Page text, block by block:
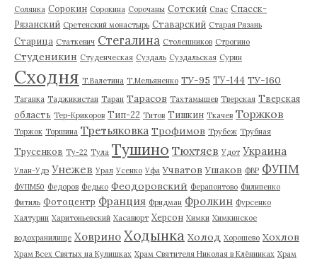
Солянка Сорокин Сорокина Сорочаны Сотский Спас Спасск-
Рязанский Сретенский монастырь Ставарский Старая Рязань
Старица Статкевич Стегалина Столешников Строгино
Студеникин Студенческая Суздаль Суздальская Сурин
Сходня Т.Валетина Т.Мельяненко ТУ-95 ТУ-144 ТУ-160
Таганка Таджикистан Таран Тарасов Тахтамышев Тверская Тверская
область Тер-Крикоров Тип-22 Титов Тишкин Ткачев Торжков
Торжок Торшина Третьяковка Трофимов Трубеж Трубная
Трусенков Ту-22 Тула Тушино Тюхтяев Удот Украина
Улан-Удэ Унежев Урал Усенко Уфа Учватов Ушаков ФВР ФУПМ
ФУПМ50 Федоров Федько Феодоровский Ферапонтово Филипенко
Фитиль Фотоцентр Франция Фридман Фролкин Фурсенко
Халтурин Харитоньевский Хасавюрт Херсон Химки Химкинское
водохранилище Ховрино Ходынка Холод Хорошево Хохлов
Храм Всех Святых на Кулишках Храм Святителя Николая в Клённиках Храм